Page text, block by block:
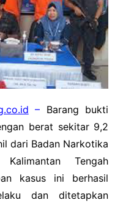
– Barang bukti
berat sekitar 9,2
dari Badan Narkotika
Tengah
kasus ini berhasil
dan ditetapkan